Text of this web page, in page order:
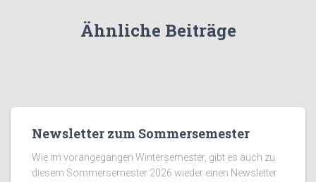
Ähnliche Beiträge
Newsletter zum Sommersemester
Wie im vorangegangen Wintersemester, gibt es auch zu
diesem Sommersemester 2026 wieder einen Newsletter